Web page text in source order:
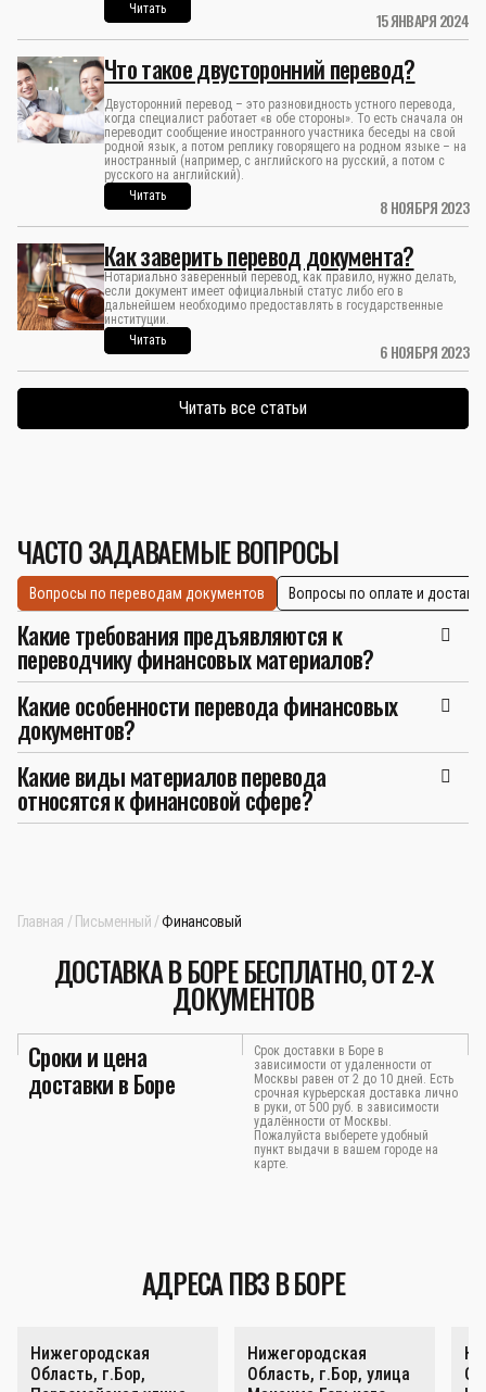
15 ЯНВАРЯ 2024
Читать
8 НОЯБРЯ 2023
Что такое двусторонний перевод?
Двусторонний перевод – это разновидность устного перевода,
когда специалист работает «в обе стороны». То есть сначала он
переводит сообщение иностранного участника беседы на свой
родной язык, а потом реплику говорящего на родном языке – на
иностранный (например, с английского на русский, а потом с
русского на английский).
Читать
6 НОЯБРЯ 2023
Как заверить перевод документа?
Нотариально заверенный перевод, как правило, нужно делать,
если документ имеет официальный статус либо его в
дальнейшем необходимо предоставлять в государственные
институции.
Читать
Читать все статьи
ЧАСТО ЗАДАВАЕМЫЕ ВОПРОСЫ
Вопросы по переводам документов Вопросы по оплате и
Какие требования предъявляются к
переводчику финансовых материалов?
Какие особенности перевода финансовых
документов?
Какие виды материалов перевода
относятся к финансовой сфере?
Главная Письменный Финансовый
ДОСТАВКА В БОРЕ БЕСПЛАТНО, ОТ 2-Х
ДОКУМЕНТОВ
Сроки и цена
доставки в Боре
Срок доставки в Боре в
зависимости от удаленности от
Москвы равен от 2 до 10 дней. Есть
срочная курьерская доставка лично
в руки, от 500 руб. в зависимости
удалённости от Москвы.
Пожалуйста выберете удобный
пункт выдачи в вашем городе на
карте.
АДРЕСА ПВЗ В БОРЕ
Нижегородская
Область, г.Бор,
Нижегородская
Область, г.Бор, улица